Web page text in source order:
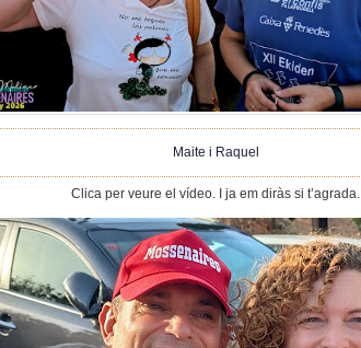
Maite i Raquel
Clica per veure el vídeo. I ja em diràs si t’agrada.